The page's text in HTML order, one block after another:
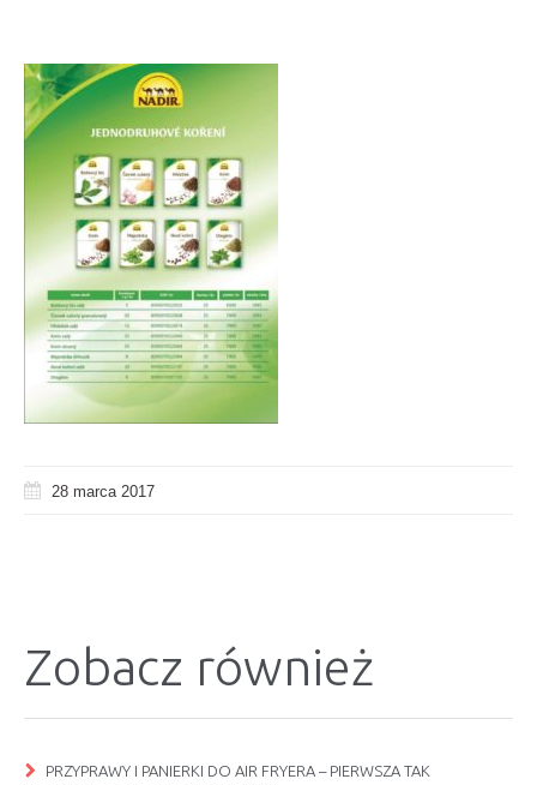
28 marca 2017
Zobacz również
PRZYPRAWY I PANIERKI DO AIR FRYERA – PIERWSZA TAK